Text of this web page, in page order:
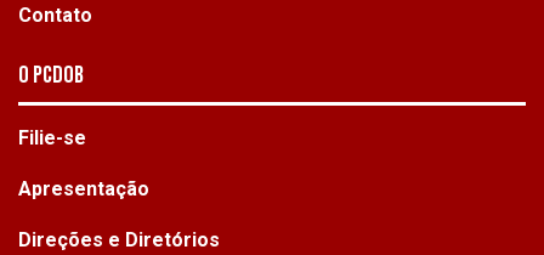
Contato
O PCdoB
Filie-se
Apresentação
Direções e Diretórios